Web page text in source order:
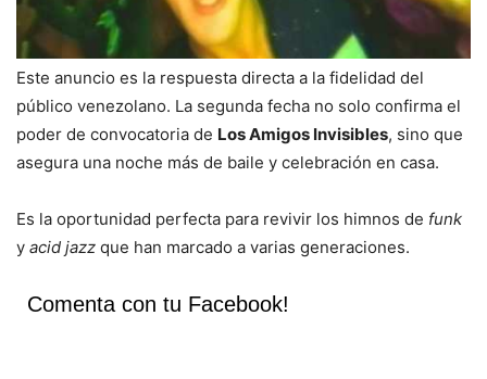
Este anuncio es la respuesta directa a la fidelidad del
público venezolano. La segunda fecha no solo confirma el
poder de convocatoria de Los Amigos Invisibles, sino que
asegura una noche más de baile y celebración en casa.
Es la oportunidad perfecta para revivir los himnos de funk
y acid jazz que han marcado a varias generaciones.
Comenta con tu Facebook!